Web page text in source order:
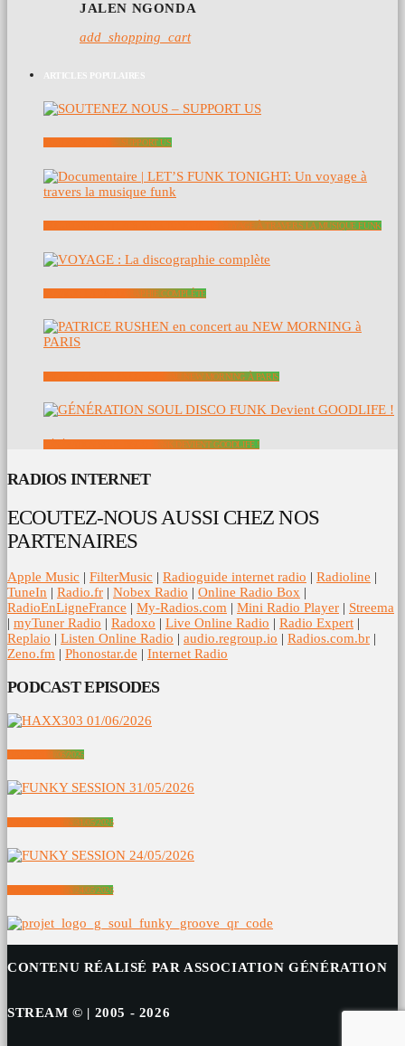
JALEN NGONDA
add_shopping_cart
ARTICLES POPULAIRES
SOUTENEZ NOUS – SUPPORT US
DOCUMENTAIRE | LET’S FUNK TONIGHT: UN VOYAGE À TRAVERS LA MUSIQUE FUNK
VOYAGE : LA DISCOGRAPHIE COMPLÈTE
PATRICE RUSHEN EN CONCERT AU NEW MORNING À PARIS
GÉNÉRATION SOUL DISCO FUNK DEVIENT GOODLIFE !
RADIOS INTERNET
ECOUTEZ-NOUS AUSSI CHEZ NOS
PARTENAIRES
Apple Music | FilterMusic | Radioguide internet radio | Radioline |
TuneIn | Radio.fr | Nobex Radio | Online Radio Box |
RadioEnLigneFrance | My-Radios.com | Mini Radio Player | Streema
| myTuner Radio | Radoxo | Live Online Radio | Radio Expert |
Replaio | Listen Online Radio | audio.regroup.io | Radios.com.br |
Zeno.fm | Phonostar.de | Internet Radio
PODCAST EPISODES
HAXX303 01/06/2026
FUNKY SESSION 31/05/2026
FUNKY SESSION 24/05/2026
CONTENU RÉALISÉ PAR ASSOCIATION GÉNÉRATION
STREAM © | 2005 - 2026